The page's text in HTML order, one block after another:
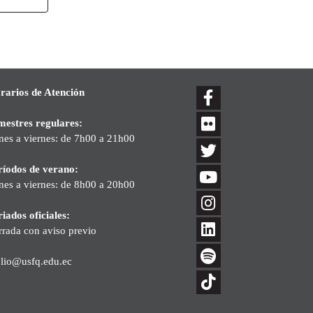
de Atención
regulares:
a viernes: de 7h00 a 21h00
de verano:
a viernes: de 8h00 a 20h00
oficiales:
con aviso previo